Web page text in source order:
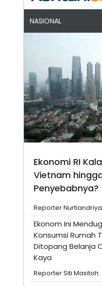
NASIONAL
Ekonomi RI
Vietnam
Penyebabnya?
Reporter
Ekonom Ini
Konsumsi Rumah
Ditopang Belanja
Kaya
Reporter Siti Masitoh